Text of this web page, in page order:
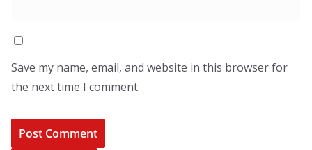
Save my name, email, and website in this browser for
the next time I comment.